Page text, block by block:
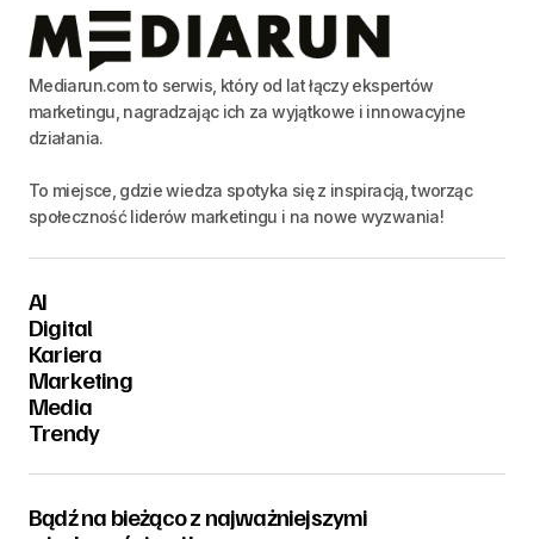
Mediarun.com to serwis, który od lat łączy ekspertów
marketingu, nagradzając ich za wyjątkowe i innowacyjne
działania.
To miejsce, gdzie wiedza spotyka się z inspiracją, tworząc
społeczność liderów marketingu i na nowe wyzwania!
AI
Digital
Kariera
Marketing
Media
Trendy
Bądź na bieżąco z najważniejszymi